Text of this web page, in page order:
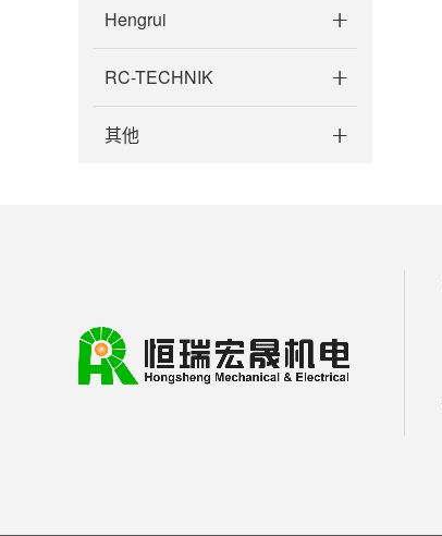
Hengrui
RC-TECHNIK
其他